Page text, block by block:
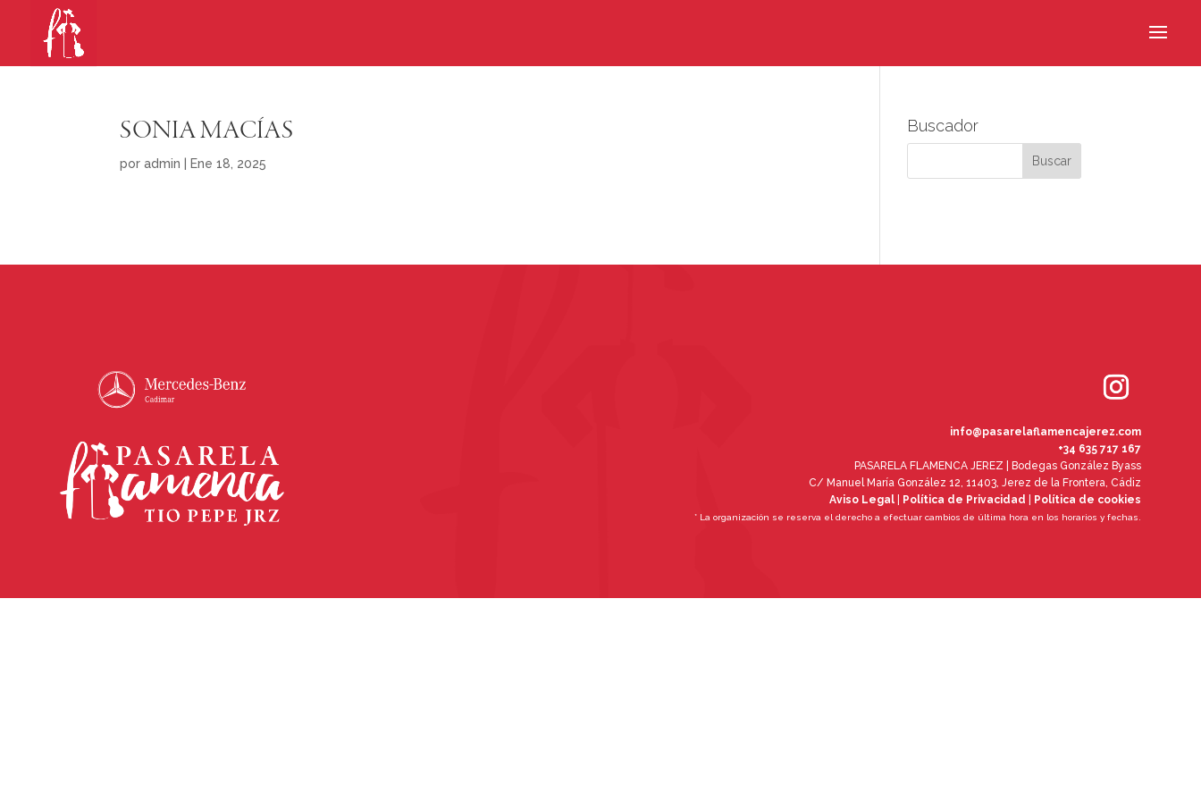
SONIA MACÍAS
poradmin Ene 18, 2025
Buscador
info@pasarelaflamencajerez.com
+34 635 717 167
PASARELA FLAMENCA JEREZ | Bodegas González Byass
C/ Manuel María González 12, 11403, Jerez de la Frontera, Cádiz
Aviso Legal| Política de Privacidad Política de cookies
* La organización se reserva el derecho a efectuar cambios de última hora en los horarios y fechas.